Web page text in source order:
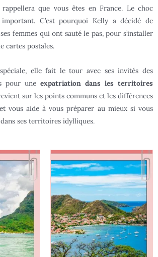
que vous êtes en France. Le choc
C’est pourquoi Kelly a décidé de
femmes qui ont sauté le pas, pour s’installer
cartes postales.
elle fait le tour avec ses invités des
pour une expatriation dans les territoires
sur les points communs et les différences
vous aide à vous préparer au mieux si vous
ses territoires idylliques.